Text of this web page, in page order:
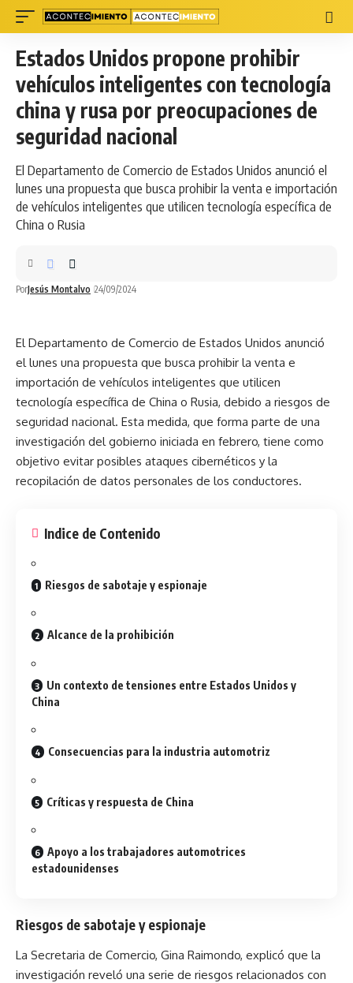
Estados Unidos propone prohibir
vehículos inteligentes con tecnología
china y rusa por preocupaciones de
seguridad nacional
El Departamento de Comercio de Estados Unidos anunció el
lunes una propuesta que busca prohibir la venta e importación
de vehículos inteligentes que utilicen tecnología específica de
China o Rusia
PorJesús Montalvo 24/09/2024
El Departamento de Comercio de Estados Unidos anunció
el lunes una propuesta que busca prohibir la venta e
importación de vehículos inteligentes que utilicen
tecnología específica de China o Rusia, debido a riesgos de
seguridad nacional. Esta medida, que forma parte de una
investigación del gobierno iniciada en febrero, tiene como
objetivo evitar posibles ataques cibernéticos y la
recopilación de datos personales de los conductores.
Indice de Contenido
Riesgos de sabotaje y espionaje
Alcance de la prohibición
Un contexto de tensiones entre Estados Unidos y
China
Consecuencias para la industria automotriz
Críticas y respuesta de China
Apoyo a los trabajadores automotrices
estadounidenses
Riesgos de sabotaje y espionaje
La Secretaria de Comercio, Gina Raimondo, explicó que la
investigación reveló una serie de riesgos relacionados con